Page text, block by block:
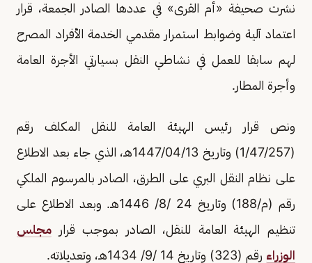
نشرت صحيفة «أم القرى» في عددها الصادر الجمعة، قرار
اعتماد آلية وضوابط استمرار مقدمي الخدمة الأفراد المصرح
لهم سابقا للعمل في نشاطي النقل بسيارتي الأجرة العامة
وأجرة المطار.
ونص قرار رئيس الهيئة العامة للنقل المكلف رقم
(257/‏47‏/1) وتاريخ 13/‏04‏/1447هـ، الذي جاء بعد الاطلاع
على نظام النقل البري على الطرق، الصادر بالمرسوم الملكي
رقم (م/188) وتاريخ 24 /8/ 1446هـ. وبعد الاطلاع على
تنظيم الهيئة العامة للنقل، الصادر بموجب قرار مجلس
الوزراء رقم (323) وتاريخ 14 /9/ 1434هـ، وتعديلاته.